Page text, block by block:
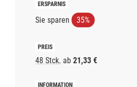
Sie sparen 35%
48 Stck. ab 21,33 €